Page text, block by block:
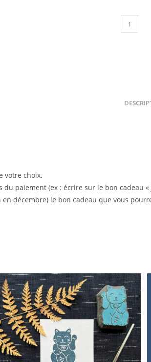
votre choix.
paiement (ex : écrire sur le bon cadeau
en décembre) le bon cadeau que vous